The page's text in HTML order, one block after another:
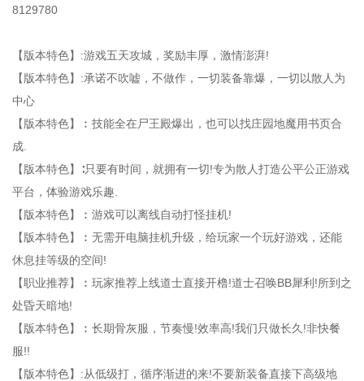
8129780
【版本特色】:游戏五天攻城，奖励丰厚，激情澎湃!
【版本特色】:承诺不吹嘘，不做作，一切装备靠爆，一切以散人为
中心
【版本特色】︰技能全在尸王殿爆出，也可以找庄园地魔用书页合
成.
【版本特色】∶只要有时间，就拥有一切!专为散人打造公平公正游戏
平台，体验游戏乐趣.
【版本特色】︰游戏可以离线自动打怪挂机!
【版本特色】︰无需开电脑挂机升级，给玩家一个玩好游戏，还能
休息挂等级的空间!
【职业推荐】︰玩家推荐上线道士直接开橹!道士召唤BB犀利!所到之
处昏天暗地!
【版本特色】︰长期骨灰服，节奏慢!效率高!我们只做长久!非快餐
服!!
【版本特色】:从低级打，循序渐进的来!不要新装备直接下高级地